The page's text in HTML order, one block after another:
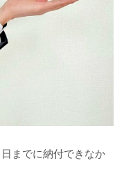
までに納付できなか